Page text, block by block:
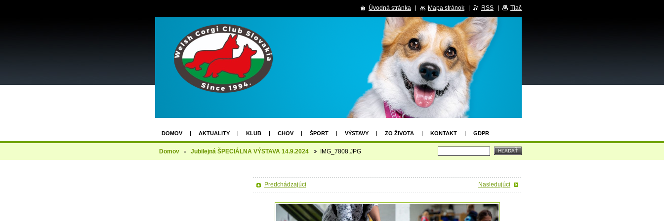
DOMOV AKTUALITY KLUB CHOV ŠPORT VÝSTAVY ZO ŽIVOTA KONTAKT GDPR
FACEBOOK GROUP VIANOČNÁ SÚŤAŽ VÝSLEDKY VIANOČNEJ SÚŤAŽE
3. UZÁVIERKA - 2X CACIB LUČENEC
Domov Jubilejná ŠPECIÁLNA VÝSTAVA 14.9.2024 IMG_7808.JPG
Predchádzajúci Nasledujúci
Úvodná stránka Mapa stránok RSS Tlač